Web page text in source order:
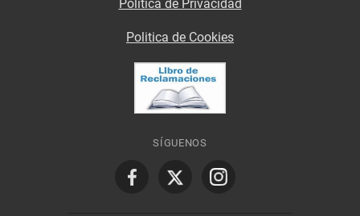
Política de Privacidad
Politica de Cookies
SÍGUENOS